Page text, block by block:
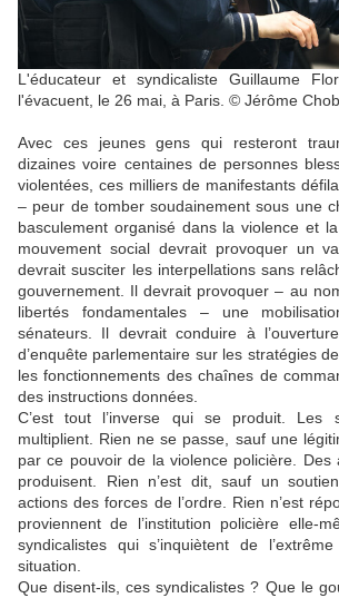
L'éducateur et syndicaliste Guillaume
l'évacuent, le 26 mai, à Paris. © Jérôme
Avec ces jeunes gens qui resteront
dizaines voire centaines de personnes
violentées, ces milliers de manifestants
– peur de tomber soudainement sous une
basculement organisé dans la violence et la
mouvement social devrait provoquer un
devrait susciter les interpellations sans
gouvernement. Il devrait provoquer – au
libertés fondamentales – une
sénateurs. Il devrait conduire à
d’enquête parlementaire sur les stratégies
les fonctionnements des chaînes de
des instructions données.
C’est tout l’inverse qui se produit. Les
multiplient. Rien ne se passe, sauf une
par ce pouvoir de la violence policière. Des
produisent. Rien n’est dit, sauf un
actions des forces de l’ordre. Rien n’est
proviennent de l’institution policière elle-
syndicalistes qui s’inquiètent de
situation.
Que disent-ils, ces syndicalistes ? Que le